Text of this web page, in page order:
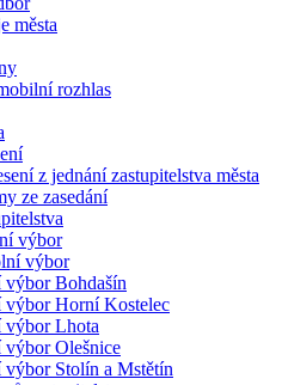
města
rozhlas
z jednání zastupitelstva města
ze zasedání
výbor
výbor
výbor Bohdašín
výbor Horní Kostelec
výbor Lhota
výbor Olešnice
výbor Stolín a Mstětín